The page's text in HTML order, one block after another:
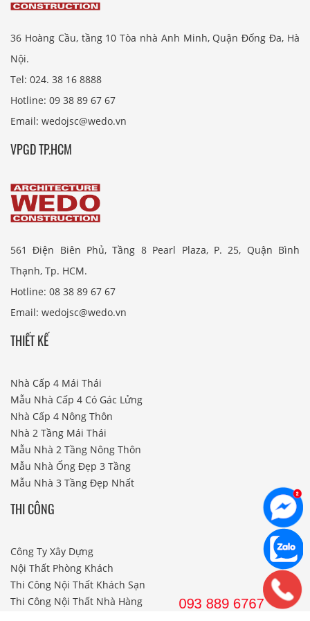
36 Hoàng Cầu, tầng 10 Tòa nhà Anh Minh, Quận Đống Đa, Hà
Nội.
Tel: 024. 38 16 8888
Hotline: 09 38 89 67 67
Email: wedojsc@wedo.vn
VPGD TP.HCM
561 Điện Biên Phủ, Tầng 8 Pearl Plaza, P. 25, Quận Bình
Thạnh, Tp. HCM.
Hotline: 08 38 89 67 67
Email: wedojsc@wedo.vn
THIẾT KẾ
Nhà Cấp 4 Mái Thái
Mẫu Nhà Cấp 4 Có Gác Lửng
Nhà Cấp 4 Nông Thôn
Nhà 2 Tầng Mái Thái
Mẫu Nhà 2 Tầng Nông Thôn
Mẫu Nhà Ống Đẹp 3 Tầng
Mẫu Nhà 3 Tầng Đẹp Nhất
THI CÔNG
Công Ty Xây Dựng
Nội Thất Phòng Khách
Thi Công Nội Thất Khách Sạn
Thi Công Nội Thất Nhà Hàng